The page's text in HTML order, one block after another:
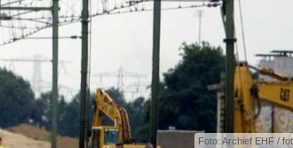
Foto: Archief EHF /